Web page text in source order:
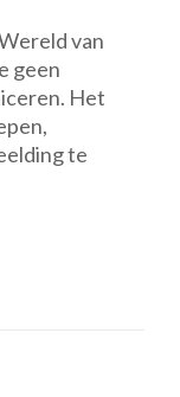
van
geen
Het
te